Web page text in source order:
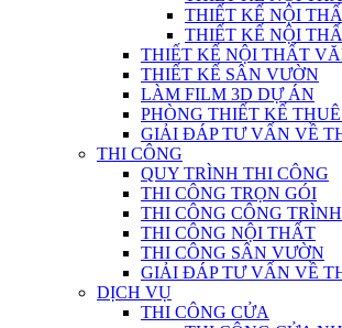
THIẾT KẾ NỘI
THIẾT KẾ NỘI
THIẾT KẾ NỘI THẤT
THIẾT KẾ SÂN VƯỜN
LÀM FILM 3D DỰ ÁN
PHÒNG THIẾT KẾ
GIẢI ĐÁP TƯ VẤN VỀ
THI CÔNG
QUY TRÌNH THI CÔNG
THI CÔNG TRỌN GÓI
THI CÔNG CÔNG TRÌNH
THI CÔNG NỘI THẤT
THI CÔNG SÂN VƯỜN
GIẢI ĐÁP TƯ VẤN VỀ
DỊCH VỤ
THI CÔNG CỬA